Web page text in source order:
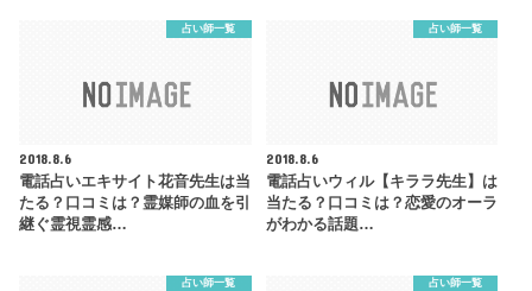
占い師一覧
2018.8.6
電話占いエキサイト花音先生は当
たる？口コミは？霊媒師の血を引
継ぐ霊視霊感…
占い師一覧
2018.8.6
電話占いウィル【キララ先生】は
当たる？口コミは？恋愛のオーラ
がわかる話題…
占い師一覧 占い師一覧